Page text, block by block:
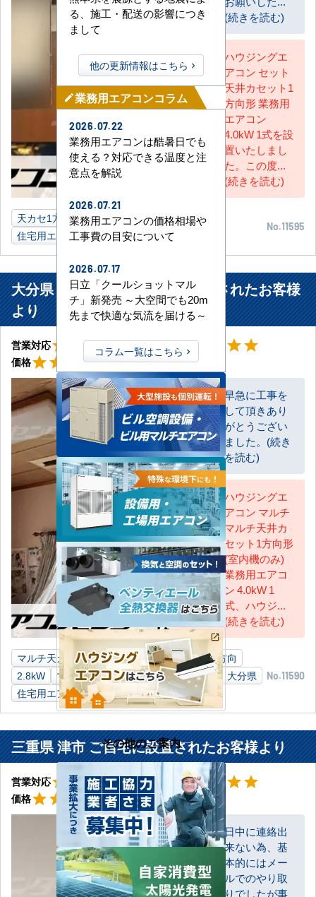
(続きを読む)
AC担当
ハウジングエ
アコン セット
天井カセット1
方向形 業務用
エアコン
4.0kW 1式を設
置いたしまし
た。この度...
(続きを読む)
天カセ1方向 4.0kW ご自宅
熊本県
住宅用エアコン
No.11595
大分県 豊後大野市 ご自宅に設置されたお客様
より
営業対応 星5
star starstarstarstar工事対応 星5
starstar starstar
価格 星5
starstar starstar
お客様
早急に工事を
して頂きあり
がとうござい
ました。(続き
を読む)
AC担当
ハウジングエ
アコン マルチ
マルチ天井カ
セット1方向形
(室内機のみ)
業務用エアコ
ン 4.0kW 1
式、ハウジ...
(続きを読む)
マルチ天カセ1方向 4.0kW
マルチ天カセ1方向
2.8kW
マルチ室外機のみ 6.0kW ご自宅
大分県
住宅用エアコン
No.11590
三重県 津市 ご自宅に設置されたお客様より
営業対応 星5
star star starstarstar工事対応 星5
starstarstarstarstar
価格 星5
starstar star starstar
日中に連絡出
来ない為、基
本的にはメー
ルでのやり取
りでしたが事
る、施工・配送の影響につき
まして
他の更新情報はこちら
mode_edit業務用エアコンコラム
2026.07.22
業務用エアコンは酷暑日でも
使える？対応できる温度と注
意点を解説
2026.07.21
業務用エアコンの価格相場や
工事費の目安について
2026.07.17
日立「クールショットマル
チ」新発売 ～大空間でも20m
先まで快適な気流を届ける～
コラム一覧はこちら
その他のご案内